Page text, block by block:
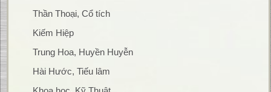
Thần Thoại, Cổ tích
Kiếm Hiệp
Trung Hoa, Huyền Huyễn
Hài Hước, Tiếu lâm